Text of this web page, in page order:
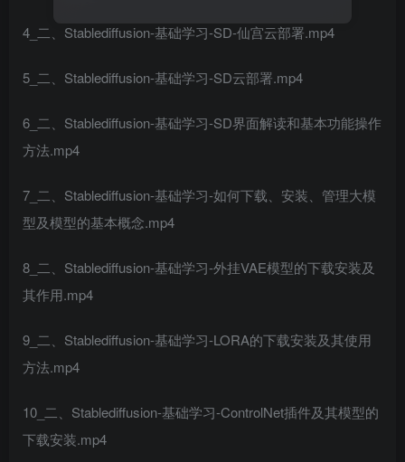
4_二、Stablediffusion-基础学习-SD-仙宫云部署.mp4
5_二、Stablediffusion-基础学习-SD云部署.mp4
6_二、Stablediffusion-基础学习-SD界面解读和基本功能操作
方法.mp4
7_二、Stablediffusion-基础学习-如何下载、安装、管理大模
型及模型的基本概念.mp4
8_二、Stablediffusion-基础学习-外挂VAE模型的下载安装及
其作用.mp4
9_二、Stablediffusion-基础学习-LORA的下载安装及其使用
方法.mp4
10_二、Stablediffusion-基础学习-ControlNet插件及其模型的
下载安装.mp4